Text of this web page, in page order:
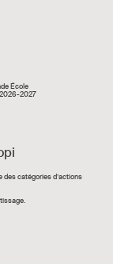
École
2027
des catégories d’actions